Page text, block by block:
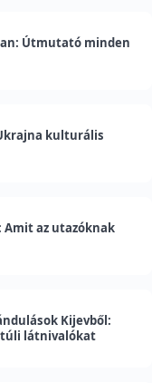
Útmutató minden
kulturális
Amit az utazóknak
Kijevből:
túli látnivalókat